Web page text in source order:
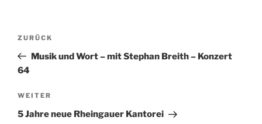
Beitragsnavigation
Vorheriger
Beitrag
ZURÜCK
Musik und Wort – mit Stephan Breith – Konzert
64
Nächster
Beitrag
WEITER
5 Jahre neue Rheingauer Kantorei